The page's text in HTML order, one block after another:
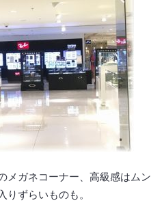
メガネコーナー、高級感はムン
りずらいものも。